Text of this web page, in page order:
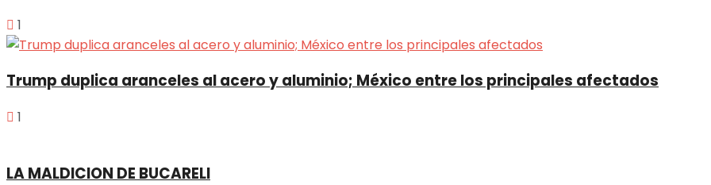
1
Trump duplica aranceles al acero y aluminio; México entre los principales afectados
1
LA MALDICION DE BUCARELI